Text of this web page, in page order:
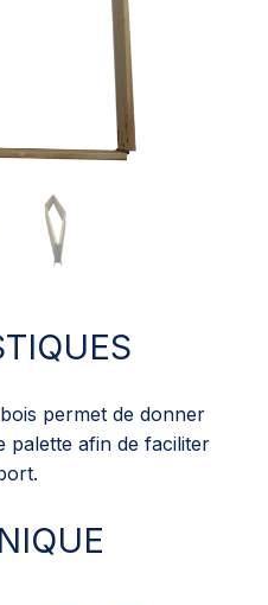
permet de donner
palette afin de faciliter